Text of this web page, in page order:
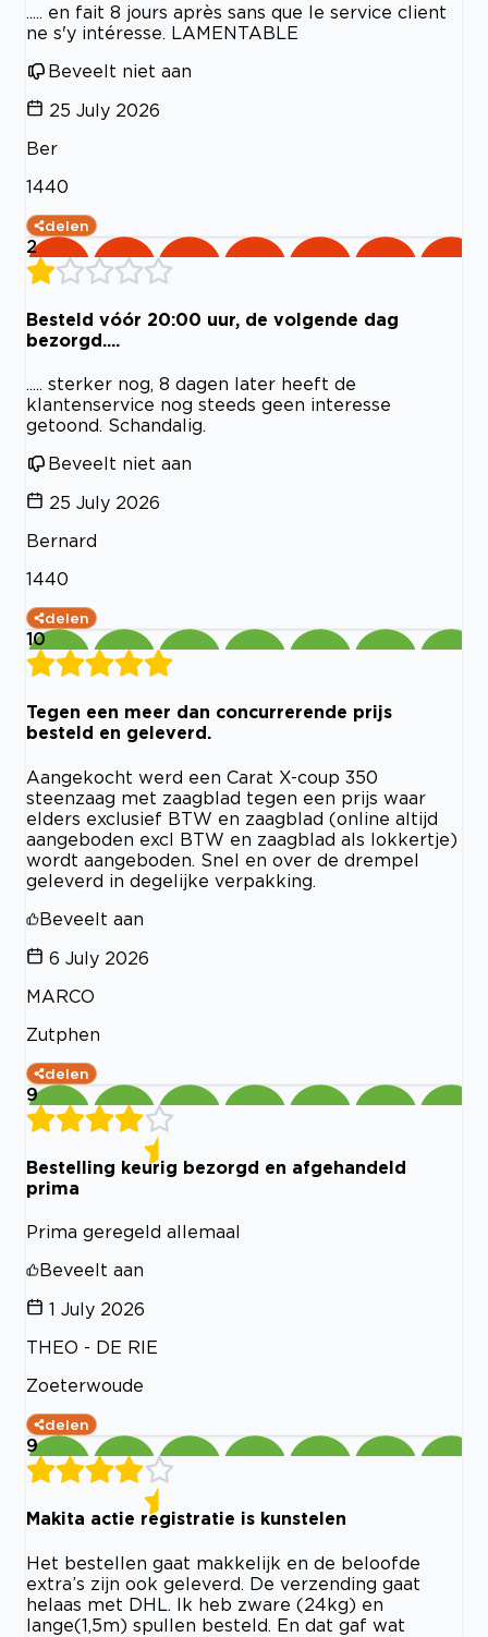
..... en fait 8 jours après sans que le service client
ne s'y intéresse. LAMENTABLE
Beveelt niet aan
25 July 2026
Ber
1440
delen
2
Besteld vóór 20:00 uur, de volgende dag
bezorgd....
..... sterker nog, 8 dagen later heeft de
klantenservice nog steeds geen interesse
getoond. Schandalig.
Beveelt niet aan
25 July 2026
Bernard
1440
delen
10
Tegen een meer dan concurrerende prijs
besteld en geleverd.
Aangekocht werd een Carat X-coup 350
steenzaag met zaagblad tegen een prijs waar
elders exclusief BTW en zaagblad (online altijd
aangeboden excl BTW en zaagblad als lokkertje)
wordt aangeboden. Snel en over de drempel
geleverd in degelijke verpakking.
Beveelt aan
6 July 2026
MARCO
Zutphen
delen
9
Bestelling keurig bezorgd en afgehandeld
prima
Prima geregeld allemaal
Beveelt aan
1 July 2026
THEO - DE RIE
Zoeterwoude
delen
9
Makita actie registratie is kunstelen
Het bestellen gaat makkelijk en de beloofde
extra’s zijn ook geleverd. De verzending gaat
helaas met DHL. Ik heb zware (24kg) en
lange(1,5m) spullen besteld. En dat gaf wat